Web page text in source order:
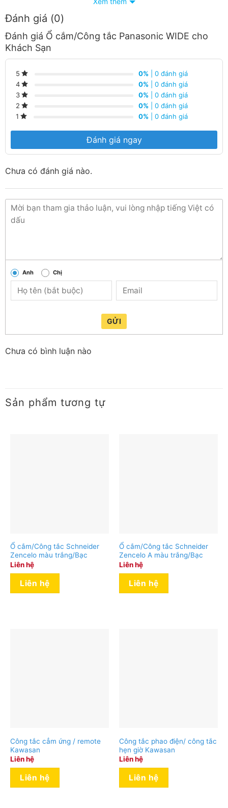
Thiết Bị Điện Hoàng Chiến Bình Dương là đơn vị phân
phối công tắc điện ổ cắm điện Panasonic tại Bình
Dương với dịch vụ hậu mãi tốt
Giá cạnh tranh nhất trong khu vực.
Giao hàng nhanh chóng.
Nhận báo giá các loại dây cáp với giá tốt.
Hàng luôn có sẵn tại trong kho liên hệ ngay số
Hotline: 090 682 4506 tư vấn báo giá chi tiết từng loại
dây cáp điện với giá tốt nhất
Đánh giá (0)
Đánh giá Ổ cắm/Công tắc Panasonic WIDE cho
Khách Sạn
5 0% | 0 đánh giá
4
0% | 0 đánh giá
3
0% | 0 đánh giá
2
0% | 0 đánh giá
1
0% | 0 đánh giá
Đánh giá ngay
Chưa có đánh giá nào.
Anh Chị
GỬI
Chưa có bình luận nào
Sản phẩm tương tự
Ổ cắm/Công tắc Schneider
Zencelo màu trắng/Bạc
Liên hệ
Liên hệ
Ổ cắm/Công tắc Schneider
Zencelo A màu trắng/Bạc
Liên hệ
Liên hệ
Công tắc cẳm ứng / remote
Kawasan
Liên hệ
Liên hệ
Công tắc phao điện/ công tắc
hẹn giờ Kawasan
Liên hệ
Liên hệ